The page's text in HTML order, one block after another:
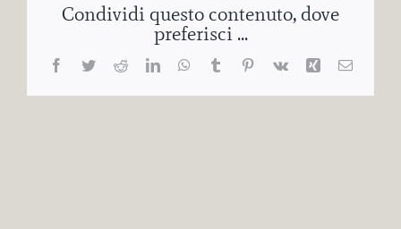
Condividi questo contenuto, dove
preferisci ...
Facebook
TwitterRedditLinkedInWhatsApp
TumblrPinterest
Vk Xing Email